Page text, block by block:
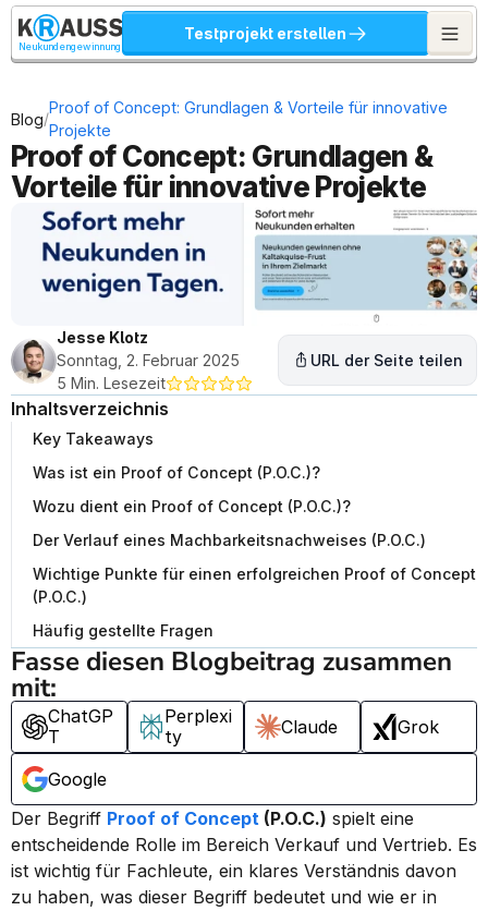
Neukundengewinnung
Testprojekt erstellen
Blog/
Proof of Concept: Grundlagen & Vorteile für innovative
Projekte
Proof of Concept: Grundlagen &
Vorteile für innovative Projekte
Jesse Klotz
Sonntag, 2. Februar 2025
5 Min. Lesezeit
URL der Seite teilen
Inhaltsverzeichnis
Key Takeaways
Was ist ein Proof of Concept (P.O.C.)?
Wozu dient ein Proof of Concept (P.O.C.)?
Der Verlauf eines Machbarkeitsnachweises (P.O.C.)
Wichtige Punkte für einen erfolgreichen Proof of Concept
(P.O.C.)
Häufig gestellte Fragen
Fasse diesen Blogbeitrag zusammen
mit:
ChatGP
T
Perplexi
ty
Claude Grok
Google
Der Begriff Proof of Concept (P.O.C.) spielt eine
entscheidende Rolle im Bereich Verkauf und Vertrieb. Es
ist wichtig für Fachleute, ein klares Verständnis davon
zu haben, was dieser Begriff bedeutet und wie er in